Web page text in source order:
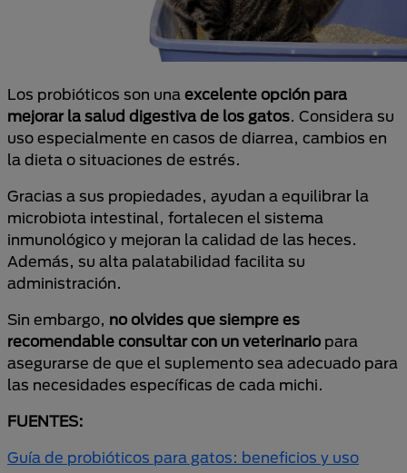
Los probióticos son una excelente opción para
mejorar la salud digestiva de los gatos. Considera su
uso especialmente en casos de diarrea, cambios en
la dieta o situaciones de estrés.
Gracias a sus propiedades, ayudan a equilibrar la
microbiota intestinal, fortalecen el sistema
inmunológico y mejoran la calidad de las heces.
Además, su alta palatabilidad facilita su
administración.
Sin embargo, no olvides que siempre es
recomendable consultar con un veterinario para
asegurarse de que el suplemento sea adecuado para
las necesidades específicas de cada michi.
FUENTES:
Guía de probióticos para gatos: beneficios y uso